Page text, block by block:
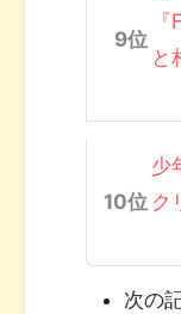
と
少
ク
次の